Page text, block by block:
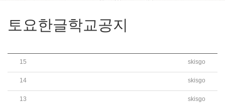
토요한글학교공지
15 [가정통신문] 토요한글학교 등교 수업 안내 가정..skisgo
14 2020학년도 2학기 토요한글학교 재학생 등록 안..skisgo
13 [가정통신문] 토요한글학교 1학기 학사일정 변경..skisgo